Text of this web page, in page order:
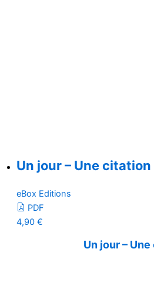
Un jour – Une citation
eBox Editions
PDF
4,90 €
Un jour –